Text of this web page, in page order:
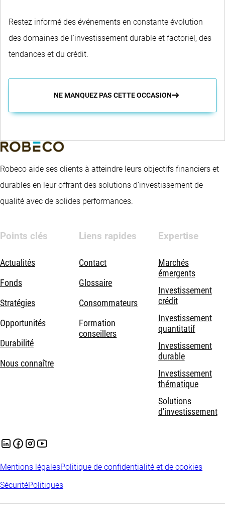
Restez informé des événements en constante évolution
des domaines de l'investissement durable et factoriel, des
tendances et du crédit.
NE MANQUEZ PAS CETTE OCCASION
Robeco aide ses clients à atteindre leurs objectifs financiers et
durables en leur offrant des solutions d’investissement de
qualité avec de solides performances.
Points clés
Actualités
Fonds
Stratégies
Opportunités
Durabilité
Nous connaître
Liens rapides
Contact
Glossaire
Consommateurs
Formation
conseillers
Expertise
Marchés
émergents
Investissement
crédit
Investissement
quantitatif
Investissement
durable
Investissement
thématique
Solutions
d'investissement
Mentions légalesPolitique de confidentialité et de cookies
SécuritéPolitiques